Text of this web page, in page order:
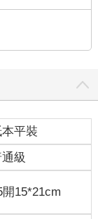
平裝
級
開15*21cm